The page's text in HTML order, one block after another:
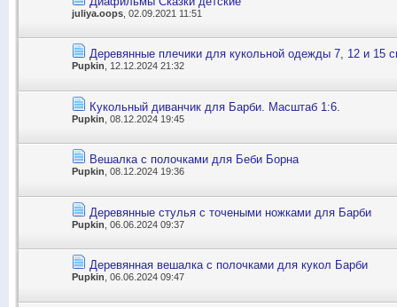
juliya.oops , 02.09.2021 11:51
Деревянные плечики для кукольной одежды 7, 12 и 15
Pupkin , 12.12.2024 21:32
Кукольный диванчик для Барби. Масштаб 1:6.
Pupkin , 08.12.2024 19:45
Вешалка с полочками для Беби Борна
Pupkin , 08.12.2024 19:36
Деревянные стулья с точеными ножками для Барби
Pupkin , 06.06.2024 09:37
Деревянная вешалка с полочками для кукол Барби
Pupkin , 06.06.2024 09:47